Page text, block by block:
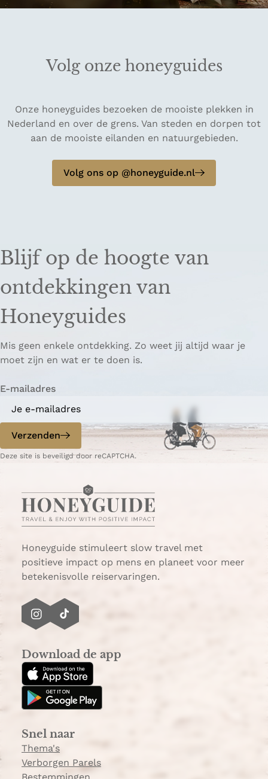
Volg onze honeyguides
Onze honeyguides bezoeken de mooiste plekken in
Nederland en over de grens. Van steden en dorpen tot
aan de mooiste eilanden en natuurgebieden.
Volg ons op @honeyguide.nl
Blijf op de hoogte van
ontdekkingen van
Honeyguides
Mis geen enkele ontdekking. Zo weet jij altijd waar je
moet zijn en wat er te doen is.
E-mailadres
Verzenden
Deze site is beveiligd door reCAPTCHA.
Honeyguide stimuleert slow travel met
positieve impact op mens en planeet voor meer
betekenisvolle reiservaringen.
I
t
a
g
m
T
T
o
k
Download de app
Snel naar
Thema's
Verborgen Parels
Bestemmingen